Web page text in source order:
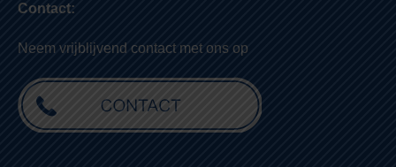
Contact:
Neem vrijblijvend contact met ons op